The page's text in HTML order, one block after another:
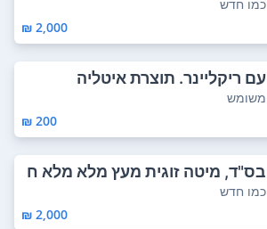
כמו חדש
2,000 ₪
עם ריקליינר. תוצרת איטליה
משומש
200 ₪
בס"ד, מיטה זוגית מעץ מלא מלא ח
זק במיוחד...
כמו חדש
2,000 ₪